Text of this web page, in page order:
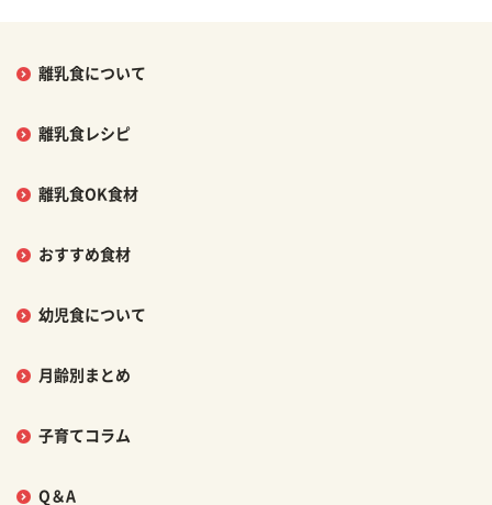
離乳食について
離乳食レシピ
離乳食OK食材
おすすめ食材
幼児食について
月齢別まとめ
子育てコラム
Q＆A